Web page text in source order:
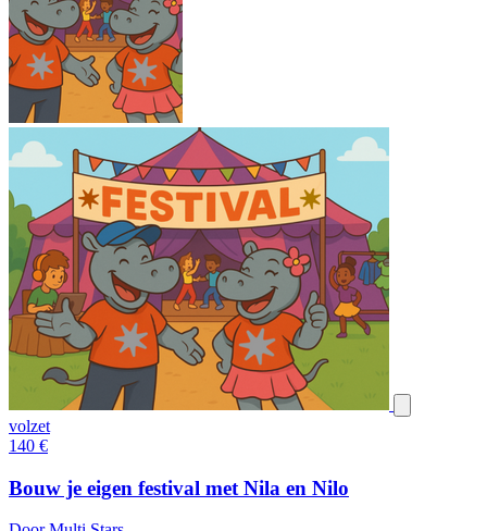
volzet
140 €
Bouw je eigen festival met Nila en Nilo